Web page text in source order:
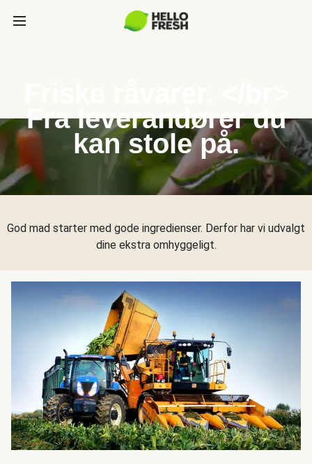
Fra leverandører du
kan stole på.
God mad starter med gode ingredienser. Derfor har vi udvalgt
dine ekstra omhyggeligt.